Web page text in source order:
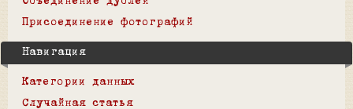
Присоединение фотографий
Навигация
Категории данных
Случайная статья